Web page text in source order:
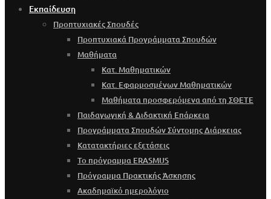
Εκπαίδευση
Προπτυχιακές Σπουδές
Προπτυχιακά Προγράμματα Σπουδών
Μαθήματα
Κατ. Μαθηματικών
Κατ. Εφαρμοσμένων Μαθηματικών
Μαθήματα προσφερόμενα από τη ΣΘΕΤΕ
Παιδαγωγική & Διδακτική Επάρκεια
Προγράμματα Σπουδών Σύντομης Διάρκειας
Κατατακτήριες εξετάσεις
Το πρόγραμμα ERASMUS
Πρόγραμμα Πρακτικής Άσκησης
Ακαδημαϊκό ημερολόγιο